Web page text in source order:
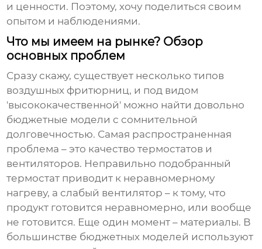
и ценности. Поэтому, хочу поделиться своим
опытом и наблюдениями.
Что мы имеем на рынке? Обзор
основных проблем
Сразу скажу, существует несколько типов
воздушных фритюрниц, и под видом
'высококачественной' можно найти довольно
бюджетные модели с сомнительной
долговечностью. Самая распространенная
проблема – это качество термостатов и
вентиляторов. Неправильно подобранный
термостат приводит к неравномерному
нагреву, а слабый вентилятор – к тому, что
продукт готовится неравномерно, или вообще
не готовится. Еще один момент – материалы. В
большинстве бюджетных моделей используют